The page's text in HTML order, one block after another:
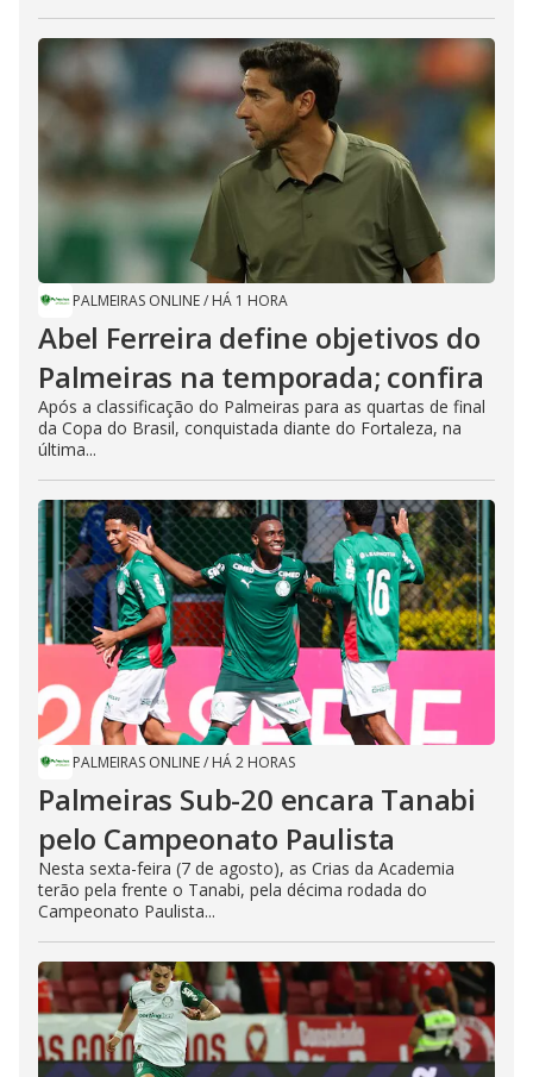
PALMEIRAS ONLINE/ HÁ 1 HORA
Abel Ferreira define objetivos do
Palmeiras na temporada; confira
Após a classificação do Palmeiras para as quartas de final
da Copa do Brasil, conquistada diante do Fortaleza, na
última...
PALMEIRAS ONLINE/ HÁ 2 HORAS
Palmeiras Sub-20 encara Tanabi
pelo Campeonato Paulista
Nesta sexta-feira (7 de agosto), as Crias da Academia
terão pela frente o Tanabi, pela décima rodada do
Campeonato Paulista...